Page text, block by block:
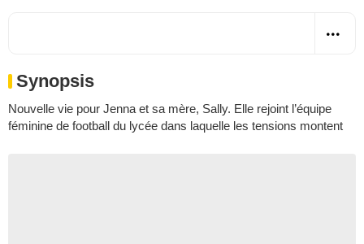
Synopsis
Nouvelle vie pour Jenna et sa mère, Sally. Elle rejoint l’équipe
féminine de football du lycée dans laquelle les tensions montent